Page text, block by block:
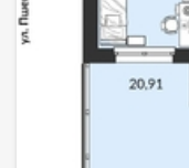
инфраструктурой. В
сады; Супермаркеты
Ледовый дворец
обеспечит
чистота: 4 взрослых
готовы к сделке; БЕЗ
Безбокова Звоните